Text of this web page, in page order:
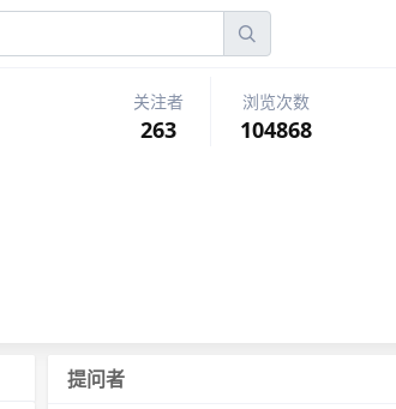
关注者
263
浏览次数
104868
提问者